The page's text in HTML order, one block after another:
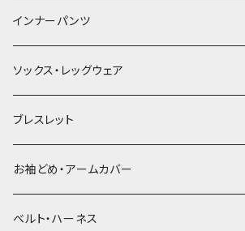
簪
インナーパンツ
ソックス・レッグウェア
ブレスレット
お袖どめ・アームカバー
ベルト・ハーネス